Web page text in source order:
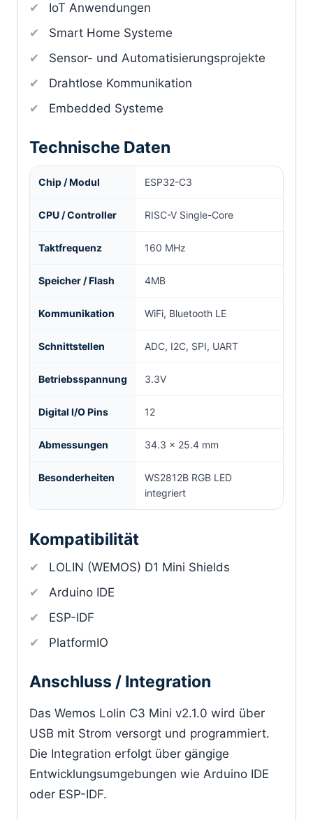
IoT Anwendungen
Smart Home Systeme
Sensor- und Automatisierungsprojekte
Drahtlose Kommunikation
Embedded Systeme
Technische Daten
Chip / Modul ESP32-C3
CPU / Controller RISC-V Single-Core
Taktfrequenz 160 MHz
Speicher / Flash 4MB
Kommunikation WiFi, Bluetooth LE
Schnittstellen ADC, I2C, SPI, UART
Betriebsspannung 3.3V
Digital I/O Pins 12
Abmessungen 34.3 × 25.4 mm
Besonderheiten
WS2812B RGB LED
integriert
Kompatibilität
LOLIN (WEMOS) D1 Mini Shields
Arduino IDE
ESP-IDF
PlatformIO
Anschluss / Integration
Das Wemos Lolin C3 Mini v2.1.0 wird über
USB mit Strom versorgt und programmiert.
Die Integration erfolgt über gängige
Entwicklungsumgebungen wie Arduino IDE
oder ESP-IDF.